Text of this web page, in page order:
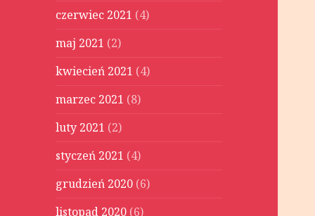
czerwiec 2021 (4)
maj 2021 (2)
kwiecień 2021 (4)
marzec 2021 (8)
luty 2021 (2)
styczeń 2021 (4)
grudzień 2020 (6)
listopad 2020 (6)